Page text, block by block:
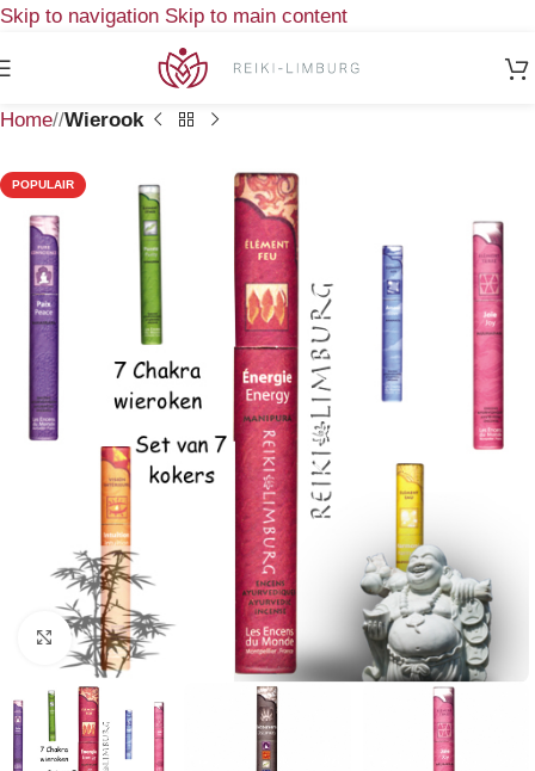
Skip to navigation Skip to main content
Home/ Wierook
POPULAIR
Klik om te vergroten